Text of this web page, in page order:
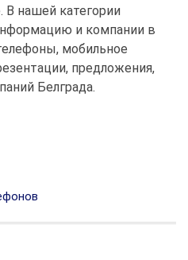
В нашей категории
и компании в
мобильное
предложения,
Белграда.